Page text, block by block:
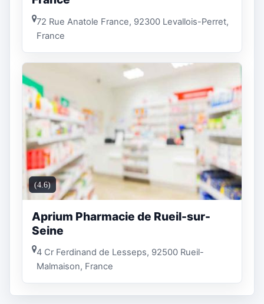
72 Rue Anatole France, 92300 Levallois-Perret,
France
(4.6)
Aprium Pharmacie de Rueil-sur-
Seine
4 Cr Ferdinand de Lesseps, 92500 Rueil-
Malmaison, France